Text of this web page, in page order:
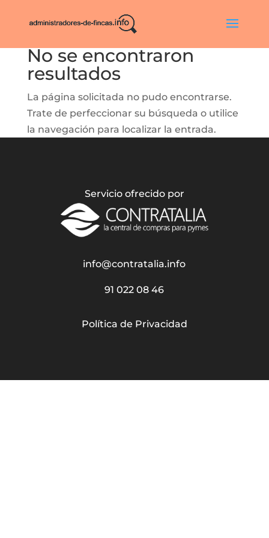
No se encontraron
resultados
La página solicitada no pudo encontrarse.
Trate de perfeccionar su búsqueda o utilice
la navegación para localizar la entrada.
Servicio ofrecido por
info@contratalia.info
91 022 08 46
Política de Privacidad